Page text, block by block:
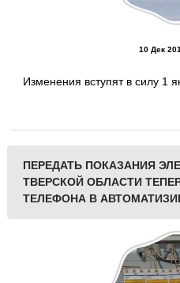
10 Дек
Изменения вступят в силу 1
ПЕРЕДАТЬ ПОКАЗАНИЯ
ТВЕРСКОЙ ОБЛАСТИ
ТЕЛЕФОНА В